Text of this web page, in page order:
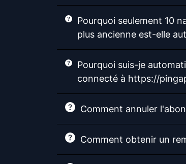
Pourquoi seulement 10
plus ancienne est-elle
Pourquoi suis-je
connecté à https://
Comment annuler
Comment obtenir un